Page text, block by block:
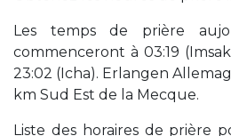
Les temps de prière
commenceront à 03:19
23:02 (Icha). Erlangen
km Sud Est de la Mecque.
Liste des horaires de prière